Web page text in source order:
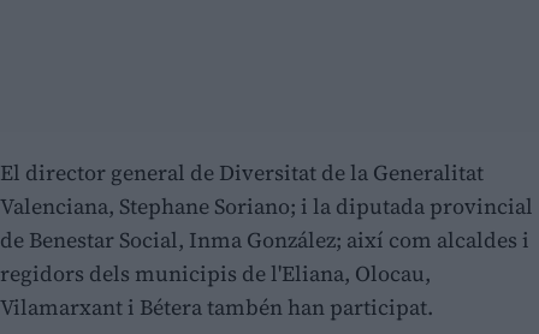
El director general de Diversitat de la Generalitat
Valenciana, Stephane Soriano; i la diputada provincial
de Benestar Social, Inma González; així com alcaldes i
regidors dels municipis de l'Eliana, Olocau,
Vilamarxant i Bétera tambén han participat.